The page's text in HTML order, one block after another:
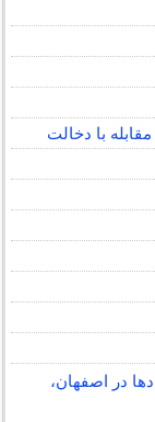
با دخالت
در اصفهان،